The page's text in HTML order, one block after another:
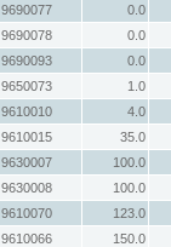
9690077
0.0
9690078
0.0
9690093
0.0
9650073
1.0
9610010
4.0
9610015
35.0
9630007
100.0
9630008
100.0
9610070
123.0
9610066
150.0